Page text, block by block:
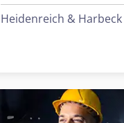
Mark Kompresory